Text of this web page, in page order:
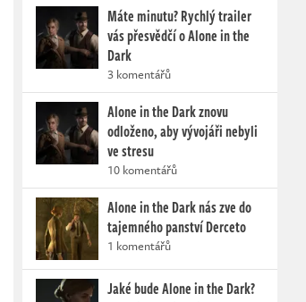
Máte minutu? Rychlý trailer
vás přesvědčí o Alone in the
Dark
3 komentářů
Alone in the Dark znovu
odloženo, aby vývojáři nebyli
ve stresu
10 komentářů
Alone in the Dark nás zve do
tajemného panství Derceto
1 komentářů
Jaké bude Alone in the Dark?